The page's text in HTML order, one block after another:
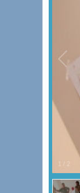
1 / 2